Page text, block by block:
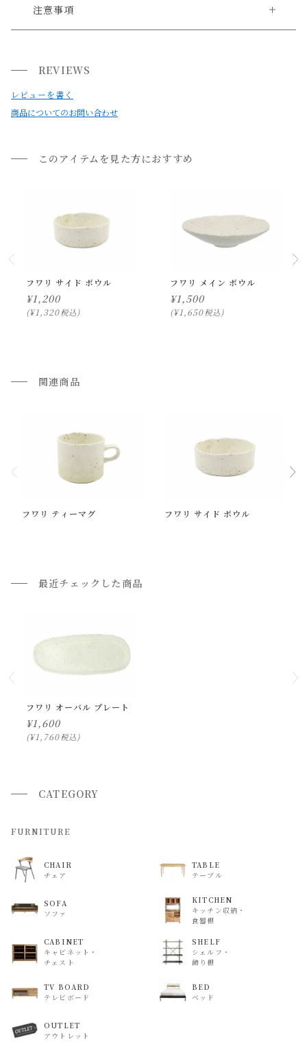
小型商品は、11,000円(税込)以上のお買い上げで
通常配送の場合、お品物は玄関前での引渡しとなります。
■ご不明な点やご希望がございましたら、お気軽にお問い合
小型商品の日時・時間指定について
お届け時間帯(大型以外) は、
ます。
申し訳ございませんが、具体的な時間帯指定をしての出荷は
できません。
また、 日曜・祝日は、時間帯指定ができません。
いませ 。
返品等の詳細は「 お買い物ガイド(返品・交換について)
ご覧ください。
注意事項
・商品の材質・製造工程上、表面に釉薬の色むらや小さな
穴、黒い点などがみられる場合がありますが、使用上問題は
ありません。
合があります。
・本製品の特性上、使い続けるうちに経年貫入がみられる場
合がございます。
・洗浄する際は、スチールたわしや研磨剤入りスポンジを使
用しないでください。
・使用後は食器用洗剤で洗浄し、乾燥させてから収納してく
ださい。
ございます。手作りならではの特徴をお楽しみくださいま
際の商品とで色の見え方が異なることもございます。ご了承
REVIEWS
レビューを書く
商品についてのお問い合わせ
このアイテムを見た方におすすめ
フワリ サイド ボウル
¥1,200
¥1,320税込
フワリ メイン ボウル
¥1,500
¥1,650税込
関連商品
フワリ ティーマグ フワリ サイド ボウル
最近チェックした商品
フワリ オーバル プレート
¥1,600
¥1,760税込
CATEGORY
FURNITURE
CHAIR
チェア
TABLE
テーブル
SOFA
ソファ
KITCHEN
キッチン収納・
食器棚
CABINET
キャビネット・
チェスト
SHELF
シェルフ・
飾り棚
TV BOARD
テレビボード
BED
ベッド
OUTLET
アウトレット
家具1点から【配送料無料】